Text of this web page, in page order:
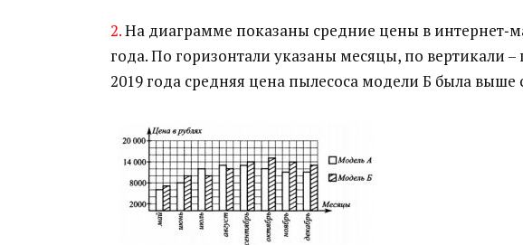
2.На диаграмме показаны средние цены в
года. По горизонтали указаны месяцы, по вертикали
2019 года средняя цена пылесоса модели Б была